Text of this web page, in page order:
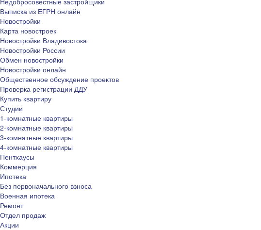
Выписка из ЕГРН онлайн
Новостройки
Карта новостроек
Новостройки Владивостока
Новостройки России
Обмен новостройки
Новостройки онлайн
Общественное обсуждение проектов
Проверка регистрации ДДУ
Купить квартиру
Студии
1-комнатные квартиры
2-комнатные квартиры
3-комнатные квартиры
4-комнатные квартиры
Пентхаусы
Коммерция
Ипотека
Без первоначального взноса
Военная ипотека
Ремонт
Отдел продаж
Акции